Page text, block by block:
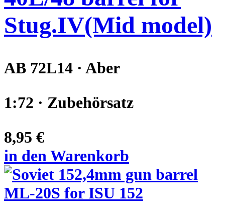
Stug.IV(Mid model)
AB 72L14 · Aber
1:72 · Zubehörsatz
8,95 €
in den Warenkorb